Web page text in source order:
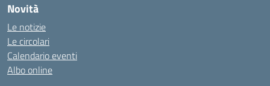
Novità
Le notizie
Le circolari
Calendario eventi
Albo online